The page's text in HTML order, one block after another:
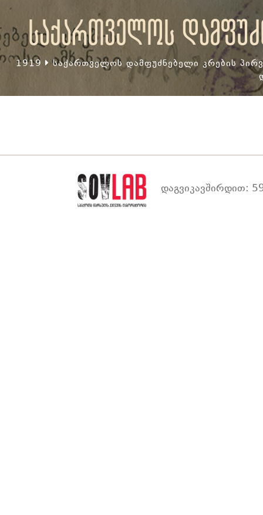
საქართველოს
1919
საქართველოს დამფუძნებელი კრების
დაგვიკავშირდით: